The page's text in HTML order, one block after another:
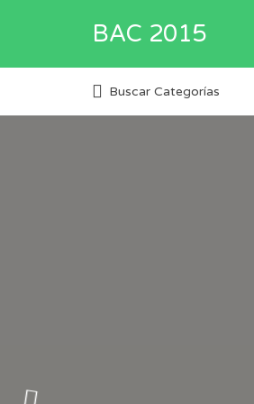
BAC 2015
Directorio de
por:
Buscar Categorías